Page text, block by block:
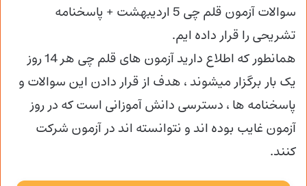
سوالات آزمون قلم چی 5 اردیبهشت + پاسخنامه
تشریحی را قرار داده ایم.
همانطور که اطلاع دارید آزمون های قلم چی هر 14 روز
یک بار برگزار میشوند ، هدف از قرار دادن این سوالات و
پاسخنامه ها ، دسترسی دانش آموزانی است که در روز
آزمون غایب بوده اند و نتوانسته اند در آزمون شرکت
کنند.